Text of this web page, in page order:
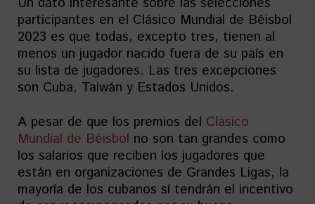
participantes en el Clásico Mundial de Béisbol
2023 es que todas, excepto tres, tienen al
menos un jugador nacido fuera de su país en
su lista de jugadores. Las tres excepciones
son Cuba, Taiwán y Estados Unidos.
A pesar de que los premios del Clásico
Mundial de Béisbol no son tan grandes como
los salarios que reciben los jugadores que
están en organizaciones de Grandes Ligas, la
mayoría de los cubanos sí tendrán el incentivo